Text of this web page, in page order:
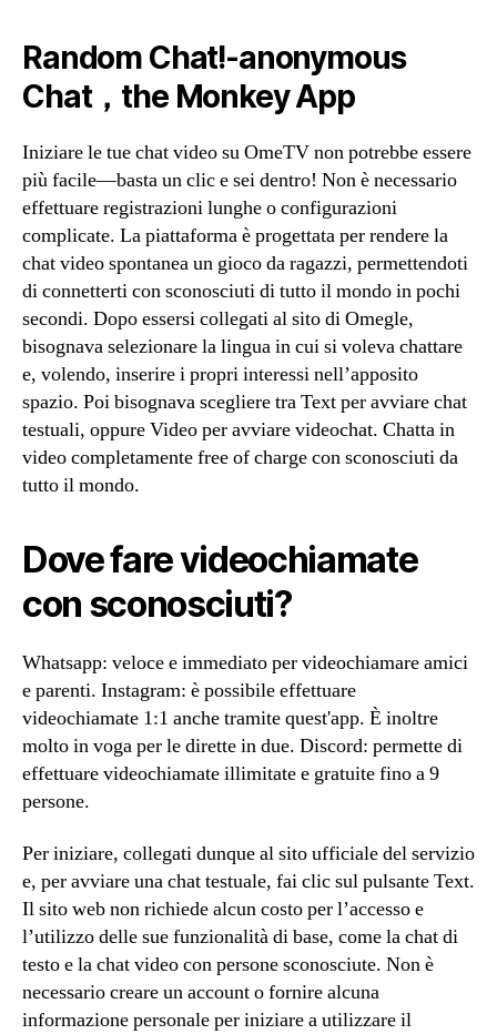
Random Chat!-anonymous
Chat，the Monkey App
Iniziare le tue chat video su OmeTV non potrebbe essere
più facile—basta un clic e sei dentro! Non è necessario
effettuare registrazioni lunghe o configurazioni
complicate. La piattaforma è progettata per rendere la
chat video spontanea un gioco da ragazzi, permettendoti
di connetterti con sconosciuti di tutto il mondo in pochi
secondi. Dopo essersi collegati al sito di Omegle,
bisognava selezionare la lingua in cui si voleva chattare
e, volendo, inserire i propri interessi nell’apposito
spazio. Poi bisognava scegliere tra Text per avviare chat
testuali, oppure Video per avviare videochat. Chatta in
video completamente free of charge con sconosciuti da
tutto il mondo.
Dove fare videochiamate
con sconosciuti?
Whatsapp: veloce e immediato per videochiamare amici
e parenti. Instagram: è possibile effettuare
videochiamate 1:1 anche tramite quest'app. È inoltre
molto in voga per le dirette in due. Discord: permette di
effettuare videochiamate illimitate e gratuite fino a 9
persone.
Per iniziare, collegati dunque al sito ufficiale del servizio
e, per avviare una chat testuale, fai clic sul pulsante Text.
Il sito web non richiede alcun costo per l’accesso e
l’utilizzo delle sue funzionalità di base, come la chat di
testo e la chat video con persone sconosciute. Non è
necessario creare un account o fornire alcuna
informazione personale per iniziare a utilizzare il